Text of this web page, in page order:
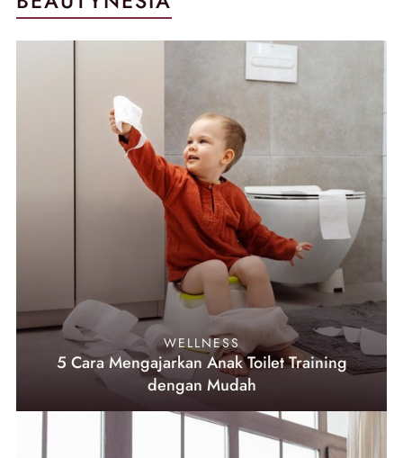
WELLNESS
5 Cara Mengajarkan Anak Toilet Training
dengan Mudah